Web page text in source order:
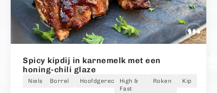
Spicy kipdij in karnemelk met een
honing-chili glaze
Niels Borrel HoofdgerechtHigh &
Fast
Roken Kip